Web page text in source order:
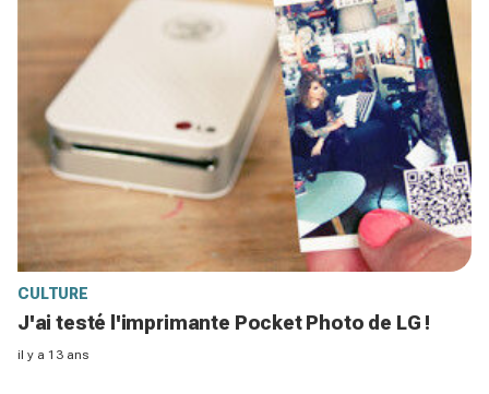
CULTURE
J'ai testé l'imprimante Pocket Photo de LG !
il y a 13 ans